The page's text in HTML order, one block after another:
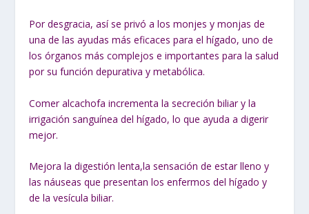
Por desgracia, así se privó a los monjes y monjas de
una de las ayudas más eficaces para el hígado, uno de
los órganos más complejos e importantes para la salud
por su función depurativa y metabólica.
Comer alcachofa incrementa la secreción biliar y la
irrigación sanguínea del hígado, lo que ayuda a digerir
mejor.
Mejora la digestión lenta,la sensación de estar lleno y
las náuseas que presentan los enfermos del hígado y
de la vesícula biliar.